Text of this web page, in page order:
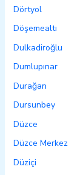
Dörtyol
Döşemealtı
Dulkadiroğlu
Dumlupınar
Durağan
Dursunbey
Düzce
Düzce Merkez
Düziçi